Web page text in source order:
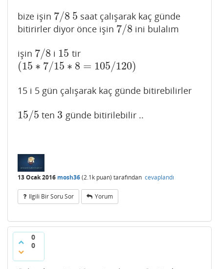
bize işin 7/8
7/8 5
5 saat çalışarak kaç günde
bitirirler diyor önce işin 7/8
7/8 ini bulalım
işin 7/8
7/8 i 15
15 tir
(15 ∗ 7/15 ∗ 8 = 105/120)
(15∗7 /15∗8 = 105/120)
15 i 5 gün çalışarak kaç günde bitirebilirler
15/5
15/5 ten 3
3 günde bitirilebilir ..
13 Ocak 2016 mosh36(2.1k puan) tarafından cevaplandı
Ilgili Bir Soru Sor Yorum
0
0